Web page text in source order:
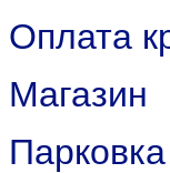
Оплата
Магазин